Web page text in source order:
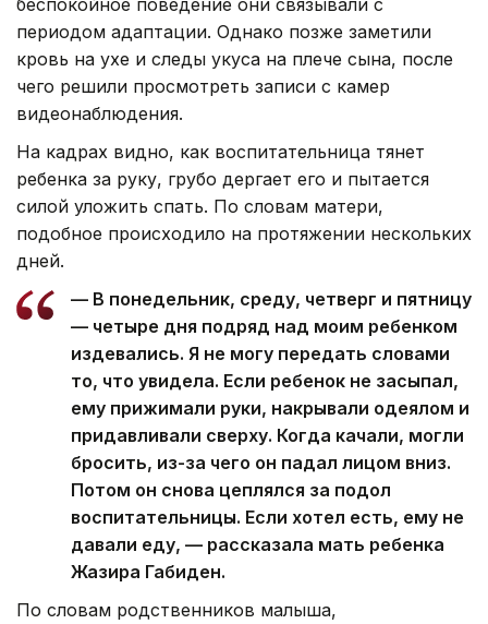
периодом адаптации. Однако позже заметили
кровь на ухе и следы укуса на плече сына, после
чего решили просмотреть записи с камер
видеонаблюдения.
На кадрах видно, как воспитательница тянет
ребенка за руку, грубо дергает его и пытается
силой уложить спать. По словам матери,
подобное происходило на протяжении нескольких
дней.
— В понедельник, среду, четверг и пятницу
— четыре дня подряд над моим ребенком
издевались. Я не могу передать словами
то, что увидела. Если ребенок не засыпал,
ему прижимали руки, накрывали одеялом и
придавливали сверху. Когда качали, могли
бросить, из-за чего он падал лицом вниз.
Потом он снова цеплялся за подол
воспитательницы. Если хотел есть, ему не
давали еду, — рассказала мать ребенка
Жазира Габиден.
По словам родственников малыша,